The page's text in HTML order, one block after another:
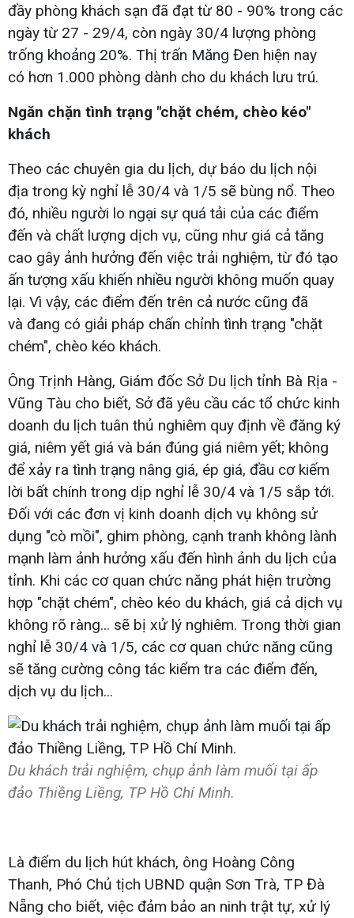
đầy phòng khách sạn đã đạt từ 80 - 90% trong các
ngày từ 27 - 29/4, còn ngày 30/4 lượng phòng
trống khoảng 20%. Thị trấn Măng Đen hiện nay
có hơn 1.000 phòng dành cho du khách lưu trú.
Ngăn chặn tình trạng "chặt chém, chèo kéo"
khách
Theo các chuyên gia du lịch, dự báo du lịch nội
địa trong kỳ nghỉ lễ 30/4 và 1/5 sẽ bùng nổ. Theo
đó, nhiều người lo ngại sự quá tải của các điểm
đến và chất lượng dịch vụ, cũng như giá cả tăng
cao gây ảnh hưởng đến việc trải nghiệm, từ đó tạo
ấn tượng xấu khiến nhiều người không muốn quay
lại. Vì vậy, các điểm đến trên cả nước cũng đã
và đang có giải pháp chấn chỉnh tình trạng "chặt
chém", chèo kéo khách.
Ông Trịnh Hàng, Giám đốc Sở Du lịch tỉnh Bà Rịa -
Vũng Tàu cho biết, Sở đã yêu cầu các tổ chức kinh
doanh du lịch tuân thủ nghiêm quy định về đăng ký
giá, niêm yết giá và bán đúng giá niêm yết; không
để xảy ra tình trạng nâng giá, ép giá, đầu cơ kiếm
lời bất chính trong dịp nghỉ lễ 30/4 và 1/5 sắp tới.
Đối với các đơn vị kinh doanh dịch vụ không sử
dụng "cò mồi", ghim phòng, cạnh tranh không lành
mạnh làm ảnh hưởng xấu đến hình ảnh du lịch của
tỉnh. Khi các cơ quan chức năng phát hiện trường
hợp "chặt chém", chèo kéo du khách, giá cả dịch vụ
không rõ ràng... sẽ bị xử lý nghiêm. Trong thời gian
nghỉ lễ 30/4 và 1/5, các cơ quan chức năng cũng
sẽ tăng cường công tác kiểm tra các điểm đến,
dịch vụ du lịch...
Du khách trải nghiệm, chụp ảnh làm muối tại ấp
đảo Thiềng Liềng, TP Hồ Chí Minh.
Là điểm du lịch hút khách, ông Hoàng Công
Thanh, Phó Chủ tịch UBND quận Sơn Trà, TP Đà
Nẵng cho biết, việc đảm bảo an ninh trật tự, xử lý